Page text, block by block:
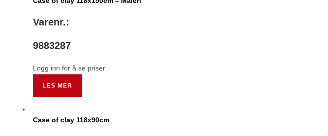
Varenr.:
9883287
Logg inn for å se priser
LES MER
Case of clay 118x90cm